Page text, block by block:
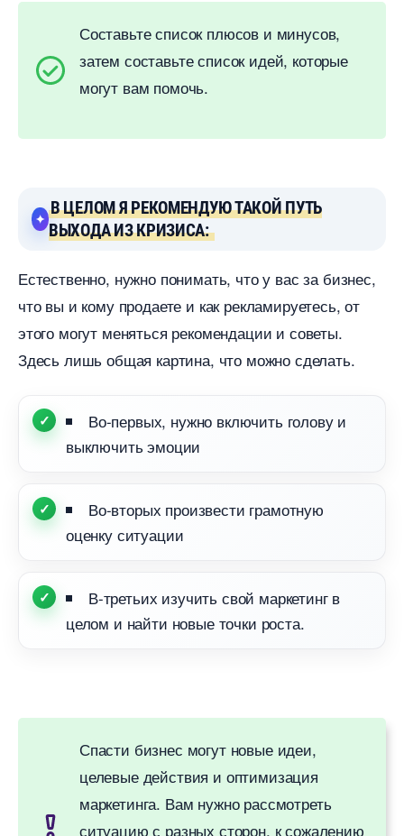
Составьте список плюсов и минусов,
затем составьте список идей, которые
могут вам помочь.
ЦЕЛОМ Я РЕКОМЕНДУЮ ТАКОЙ ПУТЬ
ЫХОДА ИЗ КРИЗИСА:
Естественно, нужно понимать, что у вас за бизнес,
что вы и кому продаете и как рекламируетесь, от
этого могут меняться рекомендации и советы.
Здесь лишь общая картина, что можно сделать.
о-первых, нужно включить голову и
ыключить эмоции
о-вторых произвести грамотную
оценку ситуации
-третьих изучить свой маркетин
целом и найти новые точки роста.
Спасти бизнес могут новые идеи,
целевые действия и оптимизация
маркетинга. Вам нужно рассмотреть
ситуацию с разных сторон, к сожалению